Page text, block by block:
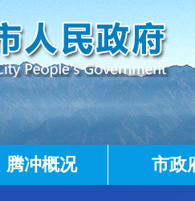
腾冲概况 市政